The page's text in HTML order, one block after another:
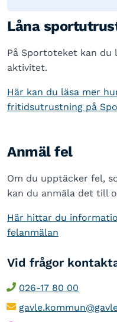
Låna
På Sportoteket kan
aktivitet.
Här kan du läsa mer
fritidsutrustning på
Anmäl fel
Om du upptäcker fel,
kan du anmäla det till
Här hittar du
felanmälan
Vid frågor
026-17 80 00